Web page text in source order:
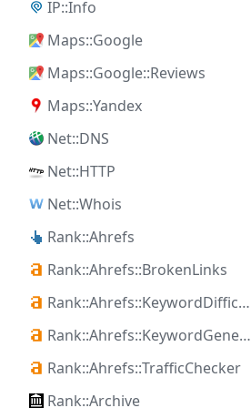
IP::Info
Maps::Google
Maps::Google::Reviews
Maps::Yandex
Net::DNS
Net::HTTP
Net::Whois
Rank::Ahrefs
Rank::Ahrefs::BrokenLinks
Rank::Ahrefs::KeywordDifficulty
Rank::Ahrefs::KeywordGenerator
Rank::Ahrefs::TrafficChecker
Rank::Archive